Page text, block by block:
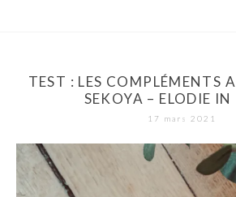
TEST : LES COMPLÉMENTS
SEKOYA – ELODIE IN
17 mars 2021